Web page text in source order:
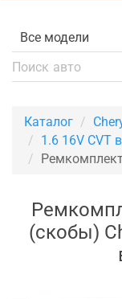
Каталог
1.6 16V CVT
(скобы)